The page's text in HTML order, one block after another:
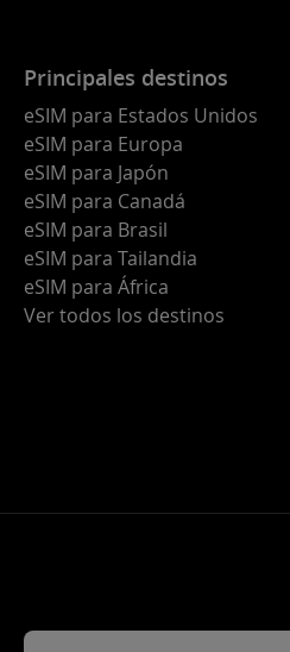
Principales destinos
eSIM para Estados Unidos
eSIM para Europa
eSIM para Japón
eSIM para Canadá
eSIM para Brasil
eSIM para Tailandia
eSIM para África
Ver todos los destinos